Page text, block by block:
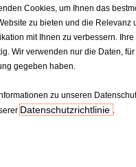
Cookies, um Ihnen das
zu bieten und die Relevanz
mit Ihnen zu verbessern.
Wir verwenden nur die Daten,
gegeben haben.
zu unseren
Datenschutzrichtlinie .